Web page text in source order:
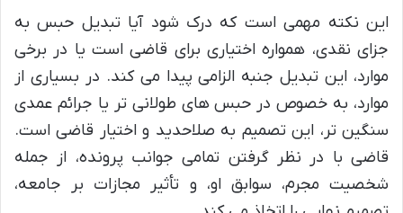
این نکته مهمی است که درک شود آیا تبدیل حبس به
جزای نقدی، همواره اختیاری برای قاضی است یا در برخی
موارد، این تبدیل جنبه الزامی پیدا می کند. در بسیاری از
موارد، به خصوص در حبس های طولانی تر یا جرائم عمدی
سنگین تر، این تصمیم به صلاحدید و اختیار قاضی است.
قاضی با در نظر گرفتن تمامی جوانب پرونده، از جمله
شخصیت مجرم، سوابق او، و تأثیر مجازات بر جامعه،